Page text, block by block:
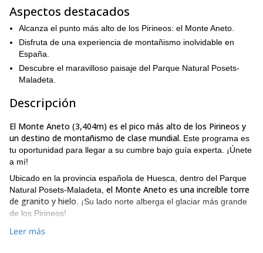
Aspectos destacados
Alcanza el punto más alto de los Pirineos: el Monte Aneto.
Disfruta de una experiencia de montañismo inolvidable en
España.
Descubre el maravilloso paisaje del Parque Natural Posets-
Maladeta.
Descripción
El Monte Aneto (3,404m) es el pico más alto de los Pirineos y
un destino de montañismo de clase mundial. Este programa es
tu oportunidad para llegar a su cumbre bajo guía experta. ¡Únete
a mí!
Ubicado en la provincia española de Huesca, dentro del Parque
Natural Posets-Maladeta, el Monte Aneto es una increíble torre
de granito y hielo . ¡Su lado norte alberga el glaciar más grande
de los Pirineos!
El primer día de este programa nos dirigiremos al refugio donde
Leer más